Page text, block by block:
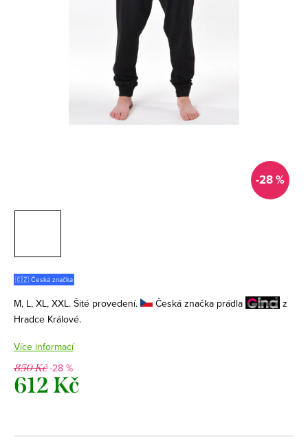
-28 %
🇨🇿 Česká značka
M, L, XL, XXL. Šité provedení. Česká značka prádla
z
Hradce Králové.
Více informací
850 Kč-28 %
612 Kč